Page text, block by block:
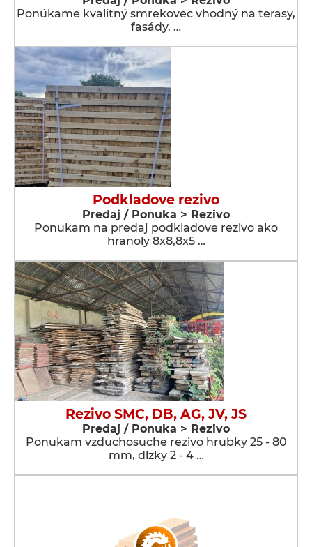
Ponúkame kvalitný smrekovec vhodný na terasy,
fasády, …
Podkladove rezivo
Predaj / Ponuka > Rezivo
Ponukam na predaj podkladove rezivo ako
hranoly 8x8,8x5 …
Rezivo SMC, DB, AG, JV, JS
Predaj / Ponuka > Rezivo
Ponukam vzduchosuche rezivo hrubky 25 - 80
mm, dlzky 2 - 4 …